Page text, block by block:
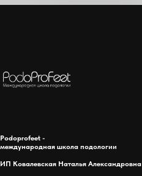
Podoprofeet -
международная школа подологии
ИП Ковалевская Наталья Александровна